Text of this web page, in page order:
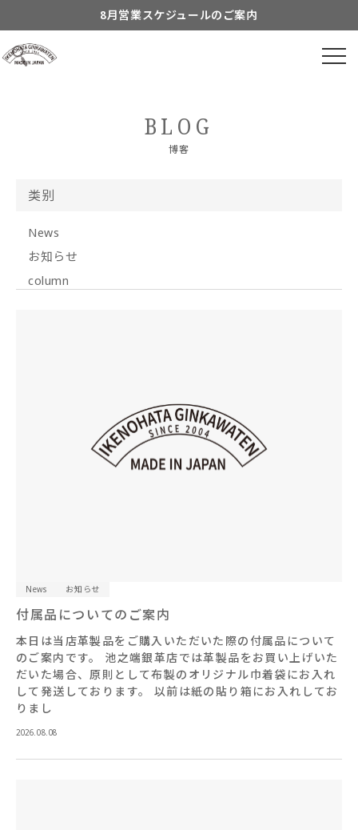
8月営業スケジュールのご案内
有关包装的信息
付属品についてのご案内
BLOG
博客
News お知らせ
付属品についてのご案内
本日は当店革製品をご購入いただいた際の付属品について
のご案内です。 池之端銀革店では革製品をお買い上げいた
だいた場合、原則として布製のオリジナル巾着袋にお入れ
して発送しております。 以前は紙の貼り箱にお入れしてお
りまし
2026.08.08
类别
News
お知らせ
column